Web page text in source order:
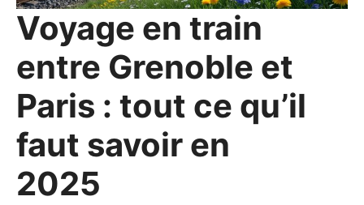
Voyage en train
entre Grenoble et
Paris : tout ce qu’il
faut savoir en
2025